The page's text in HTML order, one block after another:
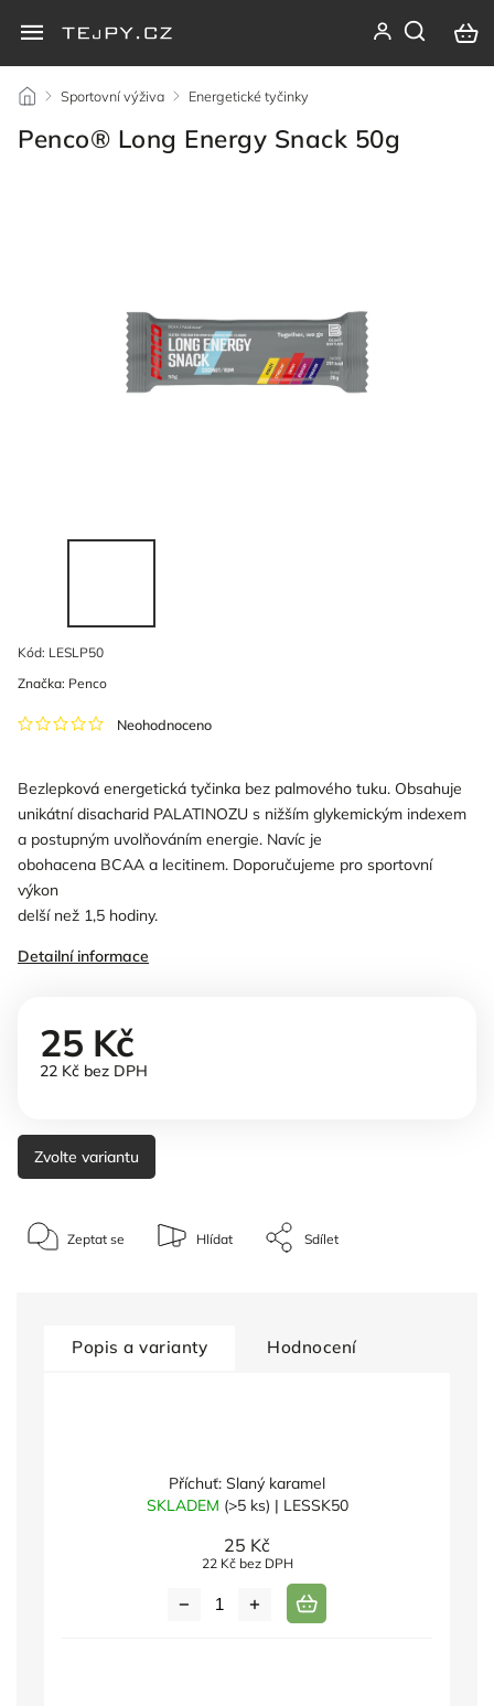
/ Sportovní výživa / Energetické tyčinky
Penco® Long Energy Snack 50g
Kód: LESLP50
Neohodnoceno
Bezlepková energetická tyčinka bez palmového tuku. Obsahuje
unikátní disacharid PALATINOZU s nižším glykemickým indexem
a postupným uvolňováním energie. Navíc je
obohacena BCAA a lecitinem. Doporučujeme pro sportovní
výkon
delší než 1,5 hodiny.
Detailní informace
Značka: Penco
25 Kč
22 Kč bez DPH
Zvolte variantu
Zeptat se Hlídat Sdílet
Popis a varianty Hodnocení
Příchuť: Slaný karamel
SKLADEM (>5 ks) | LESSK50
25 Kč
22 Kč bez DPH